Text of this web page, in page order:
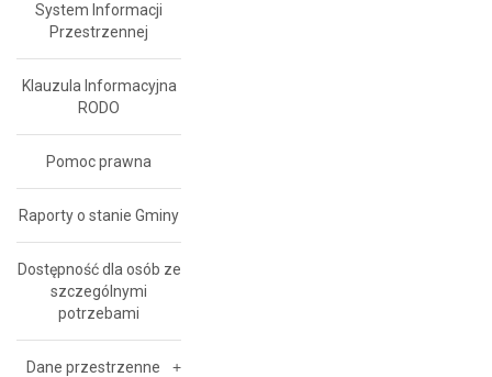
System Informacji
Przestrzennej
Klauzula Informacyjna
RODO
Pomoc prawna
Raporty o stanie Gminy
Dostępność dla osób ze
szczególnymi
potrzebami
Dane przestrzenne